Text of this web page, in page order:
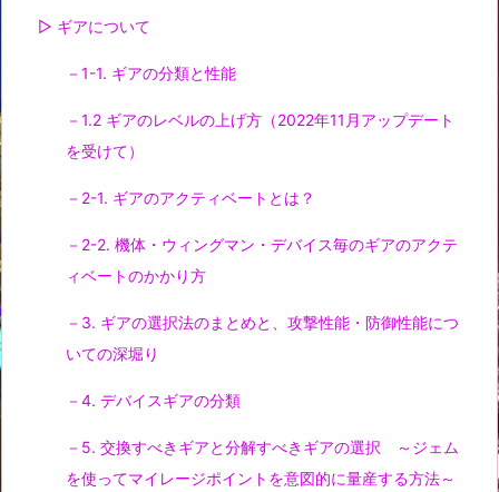
▷ ギアについて
－1-1. ギアの分類と性能
－1.2 ギアのレベルの上げ方（2022年11月アップデート
を受けて）
－2-1. ギアのアクティベートとは？
－2-2. 機体・ウィングマン・デバイス毎のギアのアクテ
ィベートのかかり方
－3. ギアの選択法のまとめと、攻撃性能・防御性能につ
いての深堀り
－4. デバイスギアの分類
－5. 交換すべきギアと分解すべきギアの選択 ～ジェム
を使ってマイレージポイントを意図的に量産する方法～